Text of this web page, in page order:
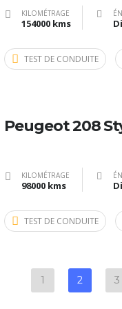
KILOMÉTRAGE
154000 kms
TEST DE CONDUITE
Peugeot 208
KILOMÉTRAGE
98000 kms
TEST DE CONDUITE
1 2 3